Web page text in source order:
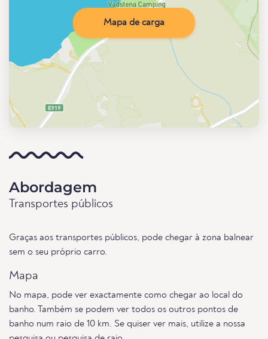
Mapa de carga
Abordagem
Transportes públicos
Graças aos transportes públicos, pode chegar à zona balnear
sem o seu próprio carro.
Mapa
No mapa, pode ver exactamente como chegar ao local do
banho. Também se podem ver todos os outros pontos de
banho num raio de 10 km. Se quiser ver mais, utilize a nossa